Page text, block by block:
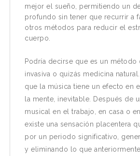
mejor el sueño, permitiendo un
profundo sin tener que recurrir a
otros métodos para reducir el
cuerpo.
Podría decirse que es un método
invasiva o quizás medicina
que la música tiene un efecto en
la mente, inevitable. Después de
musical en el trabajo, en casa o
existe una sensación placentera
por un periodo significativo,
y eliminando lo que